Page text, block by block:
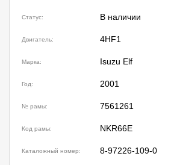
Статус: В наличии
Двигатель: 4HF1
Марка: Isuzu Elf
Год: 2001
№ рамы: 7561261
Код рамы: NKR66E
Каталожный номер: 8-97226-109-0